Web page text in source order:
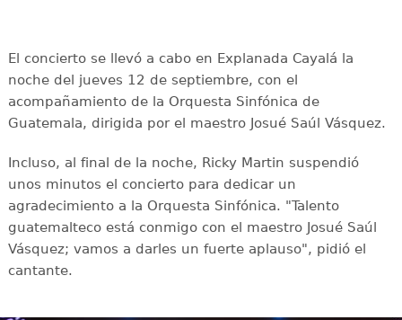
El concierto se llevó a cabo en Explanada Cayalá la
noche del jueves 12 de septiembre, con el
acompañamiento de la Orquesta Sinfónica de
Guatemala, dirigida por el maestro Josué Saúl Vásquez.
Incluso, al final de la noche, Ricky Martin suspendió
unos minutos el concierto para dedicar un
agradecimiento a la Orquesta Sinfónica. "Talento
guatemalteco está conmigo con el maestro Josué Saúl
Vásquez; vamos a darles un fuerte aplauso", pidió el
cantante.